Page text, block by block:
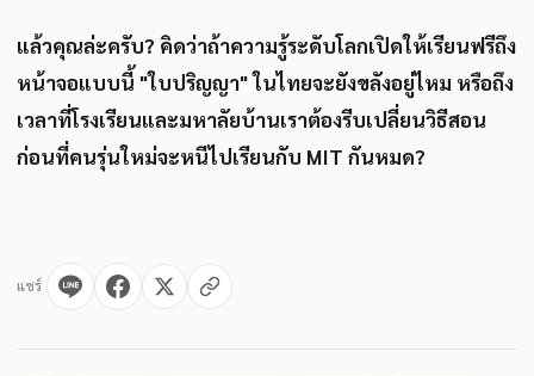
แล้วคุณล่ะครับ? คิดว่าถ้าความรู้ระดับโลกเปิดให้เรียนฟรีถึง
หน้าจอแบบนี้ "ใบปริญญา" ในไทยจะยังขลังอยู่ไหม หรือถึง
เวลาที่โรงเรียนและมหาลัยบ้านเราต้องรีบเปลี่ยนวิธีสอน
ก่อนที่คนรุ่นใหม่จะหนีไปเรียนกับ MIT กันหมด?
แชร์